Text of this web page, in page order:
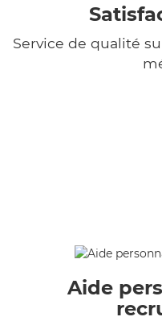
Service de qualité
Aide